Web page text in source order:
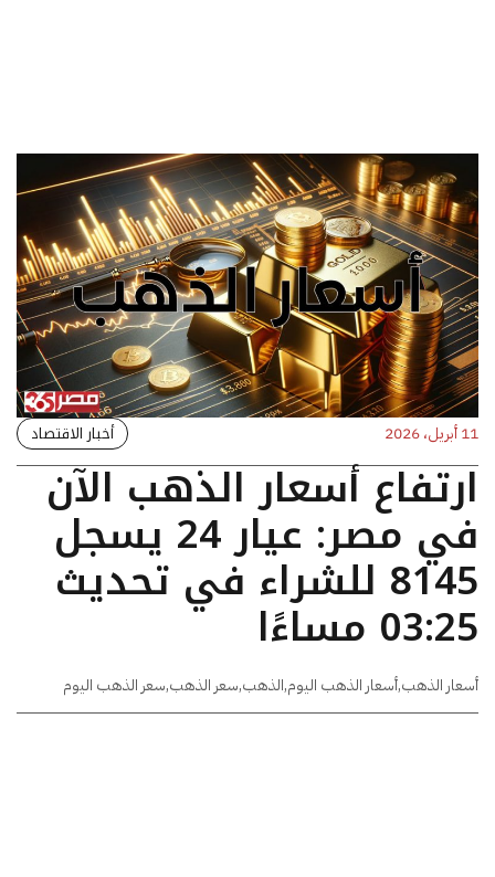
11 أبريل، 2026 أخبار الاقتصاد
ارتفاع أسعار الذهب الآن
في مصر: عيار 24 يسجل
8145 للشراء في تحديث
03:25 مساءًا
أسعار الذهب,أسعار الذهب اليوم,الذهب,سعر الذهب,سعر الذهب اليوم